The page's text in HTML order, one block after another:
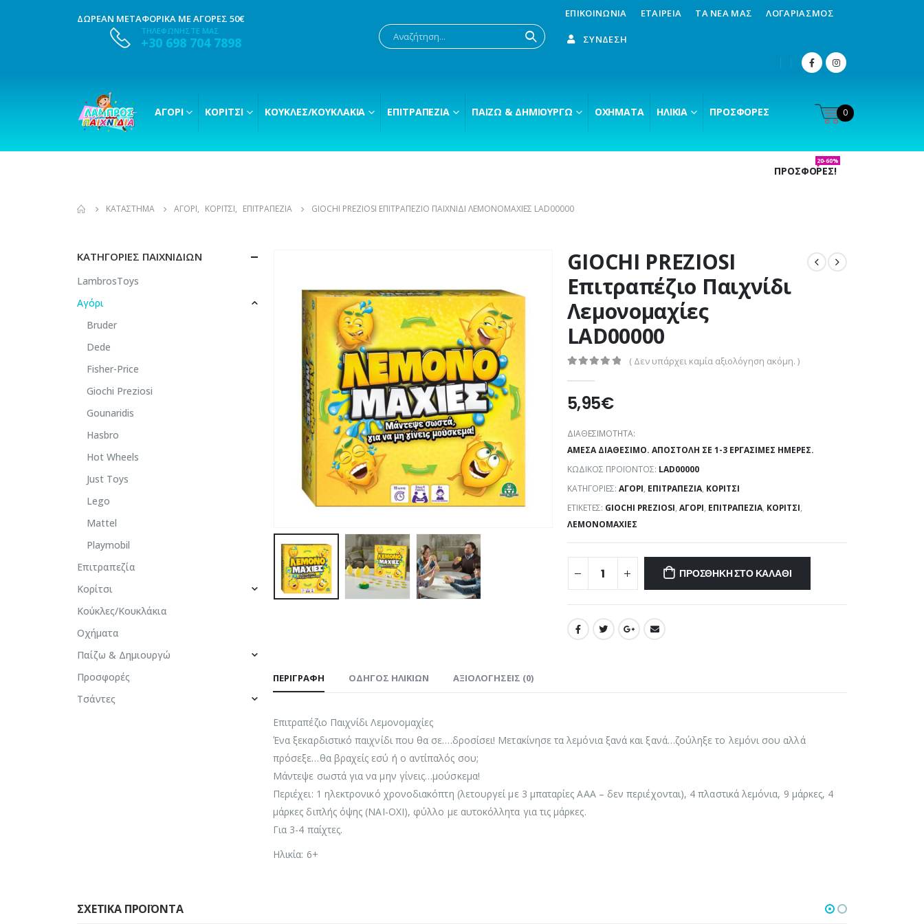
ΔΩΡΕΑΝ ΜΕΤΑΦΟΡΙΚΑ ΜΕ ΑΓΟΡΕΣ 50€
ΤΗΛΕΦΩΝΗΣΤΕ ΜΑΣ
+30 698 704 7898
ΕΠΙΚΟΙΝΩΝΊΑ ΕΤΑΙΡΕΊΑ ΤΑ ΝΈΑ ΜΑΣ ΛΟΓΑΡΙΑΣΜΌΣ
ΣΎΝΔΕΣΗ
ΑΓΌΡΙ ΚΟΡΊΤΣΙ ΚΟΎΚΛΕΣ/ΚΟΥΚΛΆΚΙΑ ΕΠΙΤΡΑΠΈΖΙΑ ΠΑΊΖΩ & ΔΗΜΙΟΥΡΓΏ ΟΧΉΜΑΤΑ ΗΛΙΚΊΑ ΠΡΟΣΦΟΡΈΣ 0
ΠΡΟΣΦΟΡΕΣ!
20-60%
ΚΑΤΆΣΤΗΜΑ ΑΓΌΡΙ, ΚΟΡΊΤΣΙ, ΕΠΙΤΡΑΠΕΖΊΑ GIOCHI PREZIOSI ΕΠΙΤΡΑΠΈΖΙΟ ΠΑΙΧΝΊΔΙ ΛΕΜΟΝΟΜΑΧΊΕΣ LAD00000
GIOCHI PREZIOSI
Επιτραπέζιο Παιχνίδι
Λεμονομαχίες
LAD00000
( Δεν υπάρχει καμία αξιολόγηση ακόμη. )
5,95€
ΔΙΑΘΕΣΙΜΌΤΗΤΑ:
ΆΜΕΣΑ ΔΙΑΘΈΣΙΜΟ. ΑΠΟΣΤΟΛΉ ΣΕ 1-3 ΕΡΓΆΣΙΜΕΣ ΗΜΈΡΕΣ.
ΚΩΔΙΚΌΣ ΠΡΟΪΌΝΤΟΣ: LAD00000
ΚΑΤΗΓΟΡΊΕΣ: ΑΓΌΡΙ, ΕΠΙΤΡΑΠΕΖΊΑ, ΚΟΡΊΤΣΙ
ΕΤΙΚΈΤΕΣ: GIOCHI PREZIOSI, ΑΓΌΡΙ, ΕΠΙΤΡΑΠΈΖΙΑ, ΚΟΡΊΤΣΙ,
ΛΕΜΟΝΟΜΑΧΊΕΣ
ΠΡΟΣΘΉΚΗ ΣΤΟ ΚΑΛΆΘΙ
ΠΕΡΙΓΡΑΦΉ ΟΔΗΓΌΣ ΗΛΙΚΙΏΝ ΑΞΙΟΛΟΓΉΣΕΙΣ (0)
Επιτραπέζιο Παιχνίδι Λεμονομαχίες
Ένα ξεκαρδιστικό παιχνίδι που θα σε….δροσίσει! Μετακίνησε τα λεμόνια ξανά και ξανά…ζούληξε το λεμόνι σου αλλά
πρόσεξε…θα βραχείς εσύ ή ο αντίπαλός σου;
Μάντεψε σωστά για να μην γίνεις…μούσκεμα!
Περιέχει: 1 ηλεκτρονικό χρονοδιακόπτη (λετουργεί με 3 μπαταρίες ΑΑΑ – δεν περιέχονται), 4 πλαστικά λεμόνια, 9 μάρκες, 4
μάρκες διπλής όψης (ΝΑΙ-ΟΧΙ), φύλλο με αυτοκόλλητα για τις μάρκες.
Για 3-4 παίχτες.
Ηλικία: 6+
ΚΑΤΗΓΟΡΊΕΣ ΠΑΙΧΝΙΔΙΏΝ
LambrosToys
Αγόρι
Bruder
Dede
Fisher-Price
Giochi Preziosi
Gounaridis
Hasbro
Hot Wheels
Just Toys
Lego
Mattel
Playmobil
Επιτραπεζία
Κορίτσι
Κούκλες/Κουκλάκια
Οχήματα
Παίζω & Δημιουργώ
Προσφορές
Τσάντες
ΣΧΕΤΙΚΆ ΠΡΟΪΌΝΤΑ